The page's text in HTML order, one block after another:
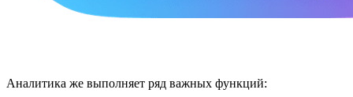
Аналитика же выполняет ряд важных функций: